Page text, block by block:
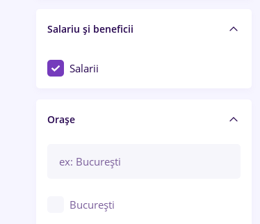
Salariu și beneficii
Salarii
Orașe
București